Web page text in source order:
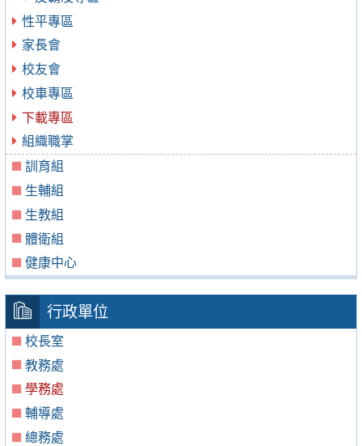
性平專區
家長會
校友會
校車專區
下載專區
組織職掌
訓育組
生輔組
生教組
體衛組
健康中心
行政單位
校長室
教務處
學務處
輔導處
總務處